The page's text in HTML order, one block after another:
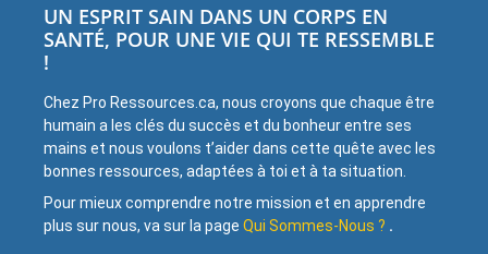
UN ESPRIT SAIN DANS UN CORPS EN
SANTÉ, POUR UNE VIE QUI TE RESSEMBLE
!
Chez Pro Ressources.ca, nous croyons que chaque être
humain a les clés du succès et du bonheur entre ses
mains et nous voulons t’aider dans cette quête avec les
bonnes ressources, adaptées à toi et à ta situation.
Pour mieux comprendre notre mission et en apprendre
plus sur nous, va sur la page Qui Sommes-Nous ? .